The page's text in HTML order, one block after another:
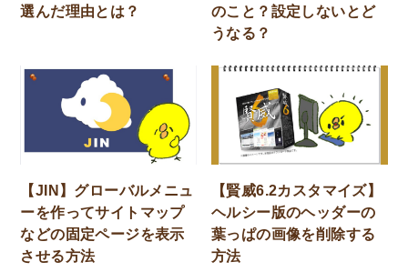
選んだ理由とは？
のこと？設定しないとど
うなる？
【JIN】グローバルメニュ
ーを作ってサイトマップ
などの固定ページを表示
させる方法
【賢威6.2カスタマイズ】
ヘルシー版のヘッダーの
葉っぱの画像を削除する
方法